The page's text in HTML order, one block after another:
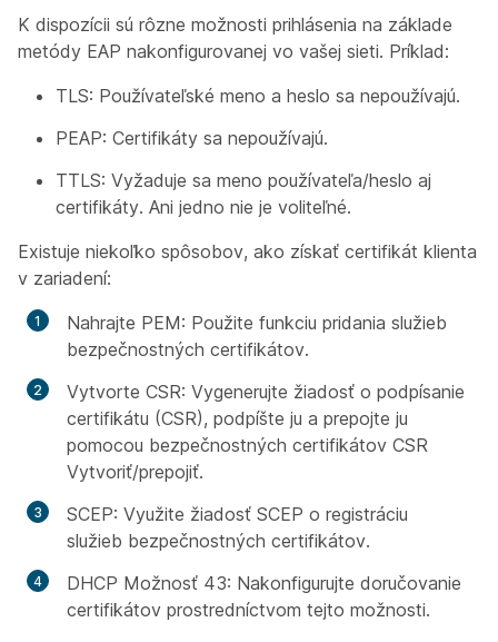
K dispozícii sú rôzne možnosti prihlásenia na základe
metódy EAP nakonfigurovanej vo vašej sieti. Príklad:
TLS: Používateľské meno a heslo sa nepoužívajú.
PEAP: Certifikáty sa nepoužívajú.
TTLS: Vyžaduje sa meno používateľa/heslo aj
certifikáty. Ani jedno nie je voliteľné.
Existuje niekoľko spôsobov, ako získať certifikát klienta
v zariadení:
Nahrajte PEM: Použite funkciu pridania služieb
bezpečnostných certifikátov.
Vytvorte CSR: Vygenerujte žiadosť o podpísanie
certifikátu (CSR), podpíšte ju a prepojte ju
pomocou bezpečnostných certifikátov CSR
Vytvoriť/prepojiť.
SCEP: Využite žiadosť SCEP o registráciu
služieb bezpečnostných certifikátov.
DHCP Možnosť 43: Nakonfigurujte doručovanie
certifikátov prostredníctvom tejto možnosti.